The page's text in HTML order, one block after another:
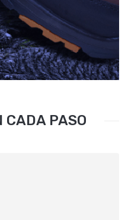
CADA PASO